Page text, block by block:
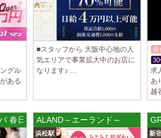
2025/04/09[藤が丘駅]
sirena (シレーナ) 名東ルーム
制服あり、ノルマ、罰金なし 高額報
遇や手厚い福利厚生を完備しておりま
指名…
営業時間内でいつでも可能。 交通費
さ…
グル
ある
■スタッフから 大阪中心地の人
気エリアで事業拡大中のお店に
なります♪ …
最
30
求
あ
越
春日部ルームALAND～エーランド～
浜松駅 新